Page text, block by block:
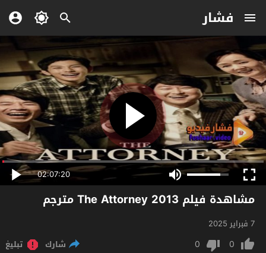
فشار
02:07:20
مشاهدة فيلم The Attorney 2013 مترجم
7 فبراير 2025
0
0 شارك تبليغ